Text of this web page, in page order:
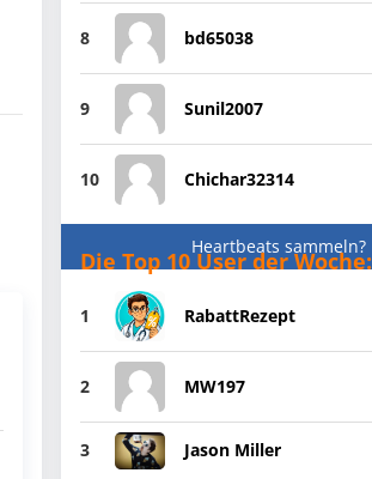
8 bd65038
9 Sunil2007
10 Chichar32314
Heartbeats sammeln?
Die Top 10 User der Woche:
1 RabattRezept
2 MW197
3 Jason Miller